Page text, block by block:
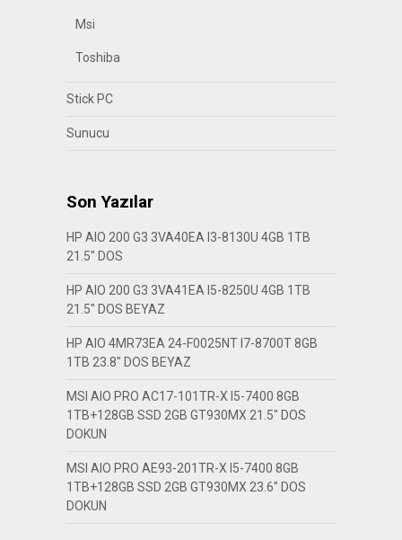
Msi
Toshiba
Stick PC
Sunucu
Son Yazılar
HP AIO 200 G3 3VA40EA I3-8130U 4GB 1TB
21.5″ DOS
HP AIO 200 G3 3VA41EA I5-8250U 4GB 1TB
21.5″ DOS BEYAZ
HP AIO 4MR73EA 24-F0025NT I7-8700T 8GB
1TB 23.8″ DOS BEYAZ
MSI AIO PRO AC17-101TR-X I5-7400 8GB
1TB+128GB SSD 2GB GT930MX 21.5″ DOS
DOKUN
MSI AIO PRO AE93-201TR-X I5-7400 8GB
1TB+128GB SSD 2GB GT930MX 23.6″ DOS
DOKUN